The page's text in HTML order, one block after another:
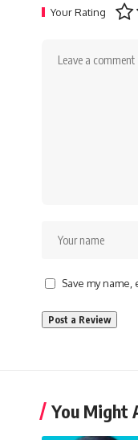
Your Rating
Save my
You Might